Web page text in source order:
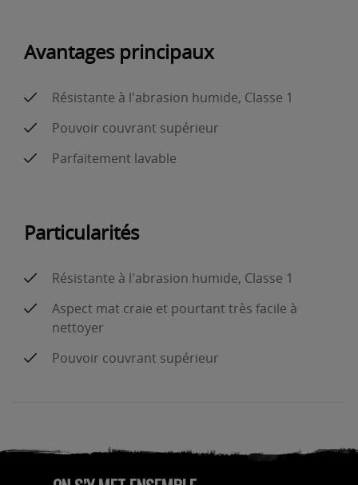
Avantages principaux
Résistante à l'abrasion humide, Classe 1
Pouvoir couvrant supérieur
Parfaitement lavable
Particularités
Résistante à l'abrasion humide, Classe 1
Aspect mat craie et pourtant très facile à
nettoyer
Pouvoir couvrant supérieur